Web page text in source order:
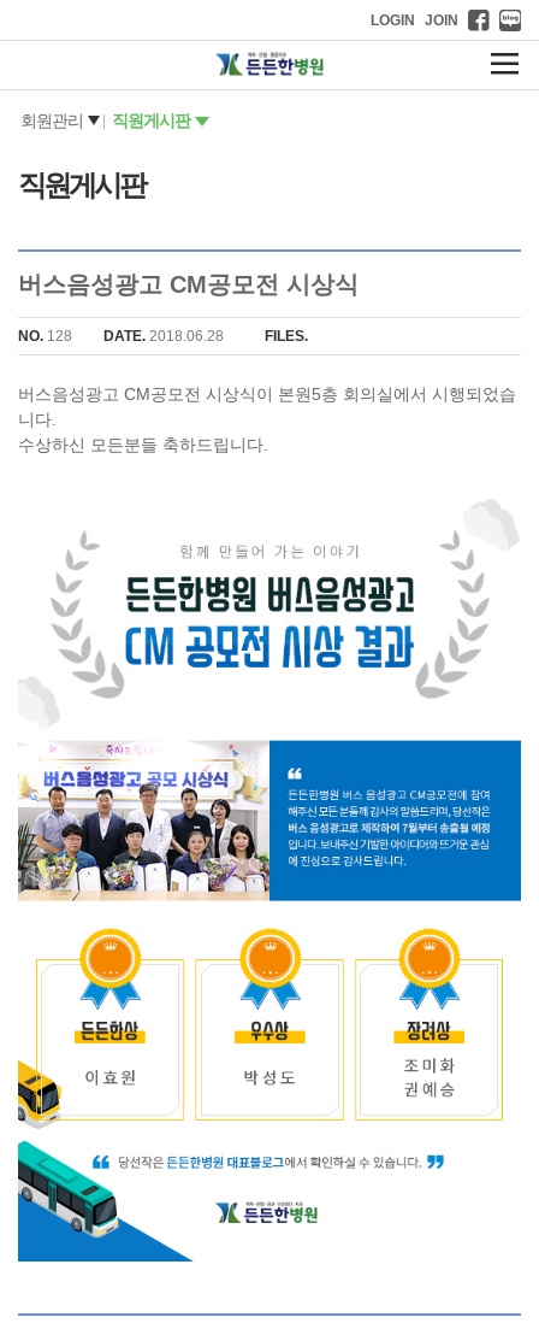
LOGIN JOIN
회원관리 | 직원게시판
직원게시판
버스음성광고 CM공모전 시상식
NO. 128 DATE. 2018.06.28 FILES.
버스음성광고 CM공모전 시상식이 본원5층 회의실에서 시행되었습
니다.
수상하신 모든분들 축하드립니다.